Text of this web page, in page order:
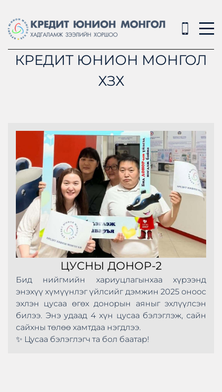
КРЕДИТ ЮНИОН МОНГОЛ
ХЗХ
ЦУСНЫ ДОНОР-2
Бид нийгмийн хариуцлагынхаа хүрээнд
энэхүү хүмүүнлэг үйлсийг дэмжин 2025 оноос
эхлэн цусаа өгөх донорын аяныг эхлүүлсэн
билээ. Энэ удаад 4 хүн цусаа бэлэглэж, сайн
сайхны төлөө хамтдаа нэгдлээ.
✨ Цусаа бэлэглэгч та бол баатар!